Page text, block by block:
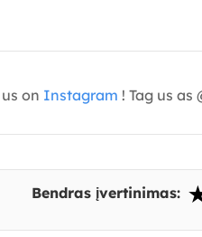
on Instagram ! Tag us as
Bendras įvertinimas: